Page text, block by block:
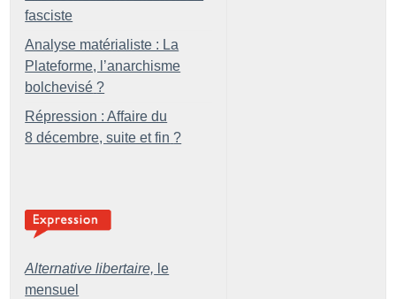
fasciste
Analyse matérialiste : La
Plateforme, l’anarchisme
bolchevisé ?
Répression : Affaire du
8 décembre, suite et fin ?
Alternative libertaire, le
mensuel